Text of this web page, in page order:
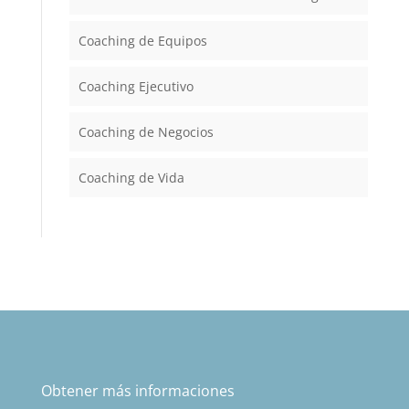
Coaching de Equipos
Coaching Ejecutivo
Coaching de Negocios
Coaching de Vida
Obtener más informaciones